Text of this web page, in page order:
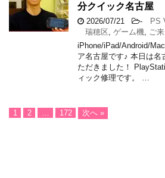
分クイック名古屋
2026/07/21 - PS
瑞穂区 ゲーム機 ご
iPhone/iPad/Android/
ア名古屋です♪ 本日は名
ただきました！
ィック修理です。 …
1 2 172 次へ »